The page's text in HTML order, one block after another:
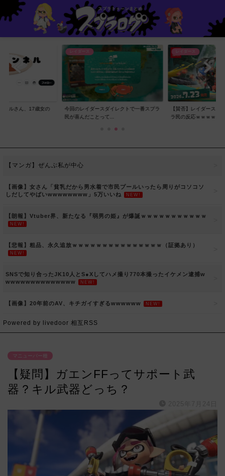
ネルさん、17歳女の
レイダース
今回のレイダースダイレクトで一番スプラ
民が喜んだことって...
レイダース
【賛否】レイダースダ
ラ民の反応ｗｗｗｗ...
【マンガ】ぜんぶ私が中心
【画像】女さん「貧乳だから男水着で市民プールいったら周りがコソコソ
しだしてやばいwwwwwwww」5万いいね
NEW!
【朗報】Vtuber界、新たなる『弱男の姫』が爆誕ｗｗｗｗｗｗｗｗｗｗｗ
NEW!
【悲報】粗品、永久追放ｗｗｗｗｗｗｗｗｗｗｗｗｗｗｗ（証拠あり）
NEW!
SNSで知り合ったJK10人とS●Xしてハメ撮り770本撮ったイケメン逮捕w
wwwwwwwwwwwwww
NEW!
【画像】20年前のAV、キチガイすぎるwwwwww NEW!
Powered by livedoor 相互RSS
マニューバー種
【疑問】ガエンFFってサポート武
器？キル武器どっち？